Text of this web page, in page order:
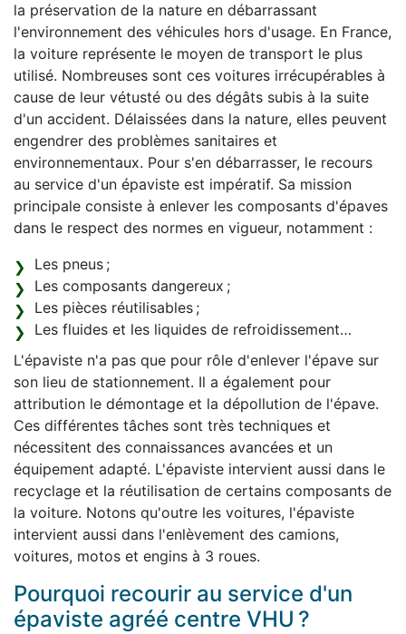
la préservation de la nature en débarrassant
l'environnement des véhicules hors d'usage. En France,
la voiture représente le moyen de transport le plus
utilisé. Nombreuses sont ces voitures irrécupérables à
cause de leur vétusté ou des dégâts subis à la suite
d'un accident. Délaissées dans la nature, elles peuvent
engendrer des problèmes sanitaires et
environnementaux. Pour s'en débarrasser, le recours
au service d'un épaviste est impératif. Sa mission
principale consiste à enlever les composants d'épaves
dans le respect des normes en vigueur, notamment :
Les pneus ;
Les composants dangereux ;
Les pièces réutilisables ;
Les fluides et les liquides de refroidissement…
L'épaviste n'a pas que pour rôle d'enlever l'épave sur
son lieu de stationnement. Il a également pour
attribution le démontage et la dépollution de l'épave.
Ces différentes tâches sont très techniques et
nécessitent des connaissances avancées et un
équipement adapté. L'épaviste intervient aussi dans le
recyclage et la réutilisation de certains composants de
la voiture. Notons qu'outre les voitures, l'épaviste
intervient aussi dans l'enlèvement des camions,
voitures, motos et engins à 3 roues.
Pourquoi recourir au service d'un
épaviste agréé centre VHU ?